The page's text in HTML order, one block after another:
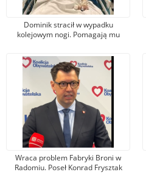
Dominik stracił w wypadku
kolejowym nogi. Pomagają mu
przekazał na leczenie 100 tys. zł!
Wraca problem Fabryki Broni w
Radomiu. Poseł Konrad Frysztak